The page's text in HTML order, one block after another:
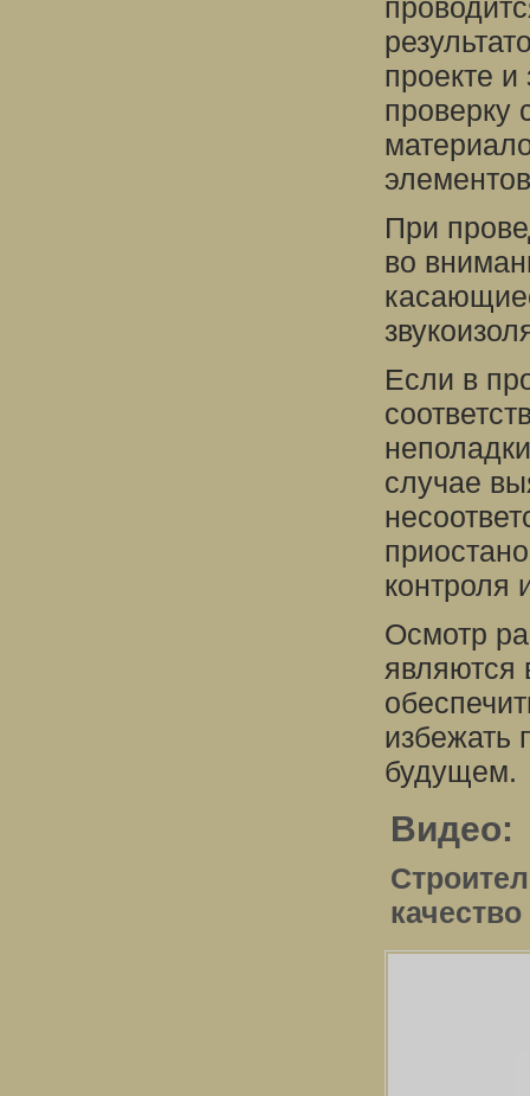
проекте и
проверку
При
во
Если в
случае
контроля
Осмотр
являются
избежать
будущем.
Видео: